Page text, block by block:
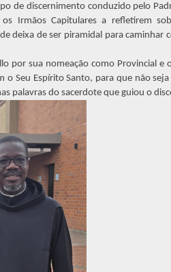
de discernimento conduzido pelo
os Irmãos Capitulares a refletirem
deixa de ser piramidal para caminhar
por sua nomeação como Provincial e
o Seu Espírito Santo, para que não
palavras do sacerdote que guiou o